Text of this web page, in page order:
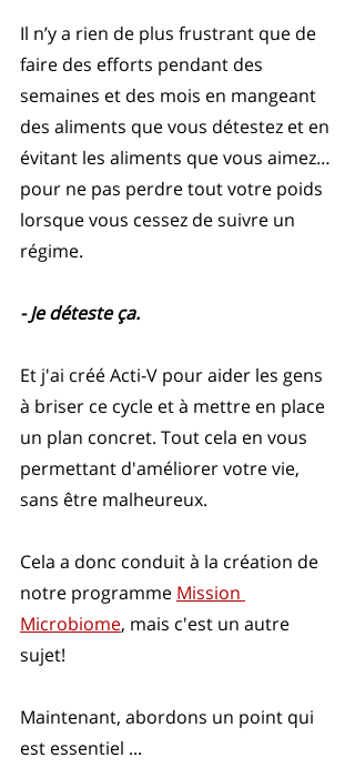
Il n’y a rien de plus frustrant que de
faire des efforts pendant des
semaines et des mois en mangeant
des aliments que vous détestez et en
évitant les aliments que vous aimez…
pour ne pas perdre tout votre poids
lorsque vous cessez de suivre un
régime.
- Je déteste ça.
Et j'ai créé Acti-V pour aider les gens
à briser ce cycle et à mettre en place
un plan concret. Tout cela en vous
permettant d'améliorer votre vie,
sans être malheureux.
Cela a donc conduit à la création de
notre programme Mission
Microbiome, mais c'est un autre
sujet!
Maintenant, abordons un point qui
est essentiel ...